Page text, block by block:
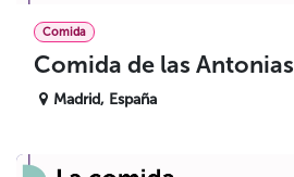
Comida
Comida de las Antonias
Madrid, España